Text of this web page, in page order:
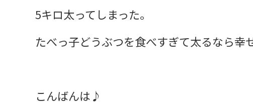
5キロ太ってしまった。
たべっ子どうぶつを食べすぎて太るなら幸
こんばんは♪